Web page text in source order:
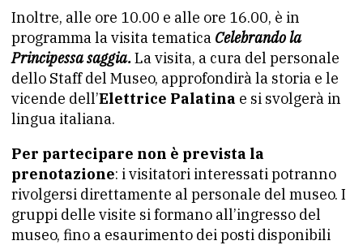
Inoltre, alle ore 10.00 e alle ore 16.00, è in
programma la visita tematica Celebrando la
Principessa saggia.La visita, a cura del personale
dello Staff del Museo, approfondirà la storia e le
vicende dell’Elettrice Palatina e si svolgerà in
lingua italiana.
Per partecipare non è prevista la
prenotazione: i visitatori interessati potranno
rivolgersi direttamente al personale del museo. I
gruppi delle visite si formano all’ingresso del
museo, fino a esaurimento dei posti disponibili